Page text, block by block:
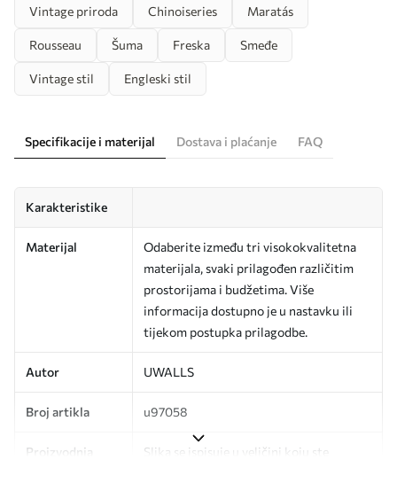
Vintage priroda Chinoiseries Maratás
Rousseau Šuma Freska Smeđe
Vintage stil Engleski stil
Specifikacije i materijal Dostava i plaćanje FAQ
Karakteristike
Materijal
Odaberite između tri visokokvalitetna
materijala, svaki prilagođen različitim
prostorijama i budžetima. Više
informacija dostupno je u nastavku ili
tijekom postupka prilagodbe.
Autor UWALLS
Broj artikla u97058
Proizvodnja
Slika se ispisuje u veličini koju ste